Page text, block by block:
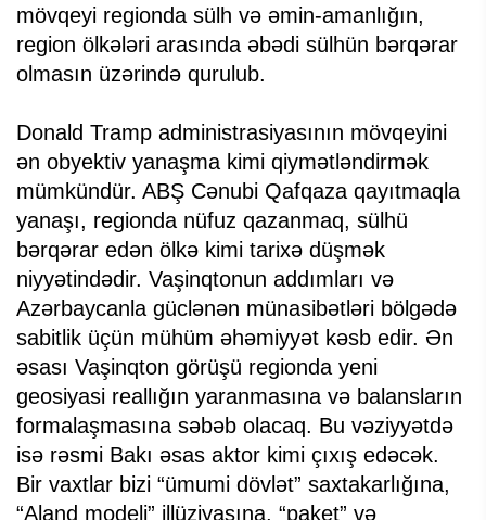
mövqeyi regionda sülh və əmin-amanlığın,
region ölkələri arasında əbədi sülhün bərqərar
olmasın üzərində qurulub.
Donald Tramp administrasiyasının mövqeyini
ən obyektiv yanaşma kimi qiymətləndirmək
mümkündür. ABŞ Cənubi Qafqaza qayıtmaqla
yanaşı, regionda nüfuz qazanmaq, sülhü
bərqərar edən ölkə kimi tarixə düşmək
niyyətindədir. Vaşinqtonun addımları və
Azərbaycanla güclənən münasibətləri bölgədə
sabitlik üçün mühüm əhəmiyyət kəsb edir. Ən
əsası Vaşinqton görüşü regionda yeni
geosiyasi reallığın yaranmasına və balansların
formalaşmasına səbəb olacaq. Bu vəziyyətdə
isə rəsmi Bakı əsas aktor kimi çıxış edəcək.
Bir vaxtlar bizi “ümumi dövlət” saxtakarlığına,
“Aland modeli” illüziyasına, “paket” və